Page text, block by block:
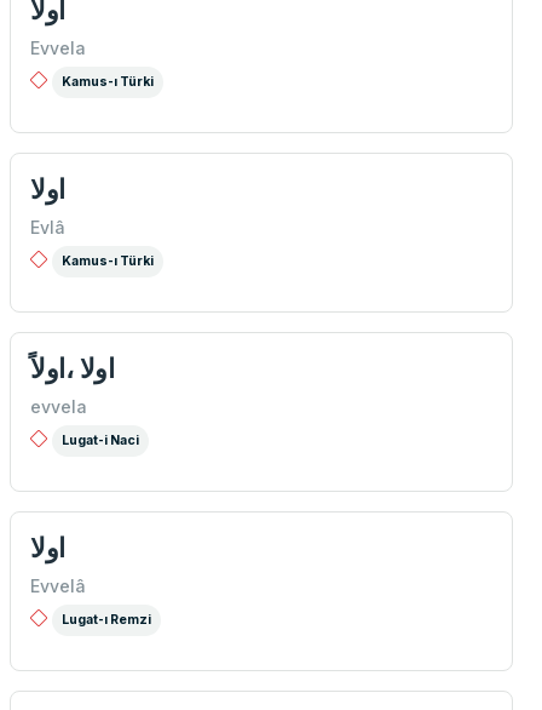
اولا
Evvela
Kamus-ı Türki
اولا
Evlâ
Kamus-ı Türki
اولا ،اولاً
evvela
Lugat-i Naci
اولا
Evvelâ
Lugat-ı Remzi